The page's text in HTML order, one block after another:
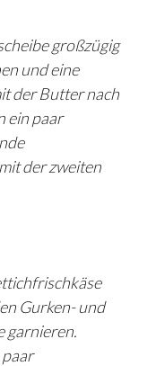
großzügig
und eine
der Butter nach
ein paar
der zweiten
Gurken- und
garnieren.